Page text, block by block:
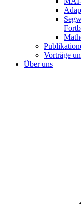
Vorträge
Über uns